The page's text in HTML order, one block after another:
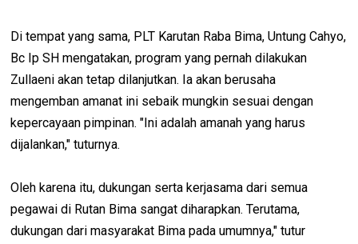
Di tempat yang sama, PLT Karutan Raba Bima, Untung Cahyo,
Bc Ip SH mengatakan, program yang pernah dilakukan
Zullaeni akan tetap dilanjutkan. Ia akan berusaha
mengemban amanat ini sebaik mungkin sesuai dengan
kepercayaan pimpinan. "Ini adalah amanah yang harus
dijalankan," tuturnya.
Oleh karena itu, dukungan serta kerjasama dari semua
pegawai di Rutan Bima sangat diharapkan. Terutama,
dukungan dari masyarakat Bima pada umumnya," tutur